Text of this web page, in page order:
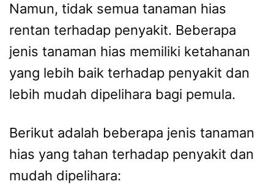
Namun, tidak semua tanaman hias
rentan terhadap penyakit. Beberapa
jenis tanaman hias memiliki ketahanan
yang lebih baik terhadap penyakit dan
lebih mudah dipelihara bagi pemula.
Berikut adalah beberapa jenis tanaman
hias yang tahan terhadap penyakit dan
mudah dipelihara: